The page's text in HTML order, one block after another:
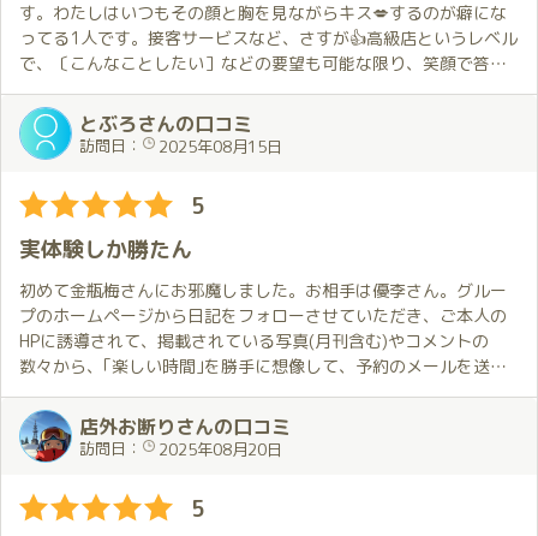
ふたりのちゅも濃厚です
こっちも気の向くままカラダを預ける感じで
全く問題ないです
松茸がバグって血流がマシマシテカテカしちゃいます
優李ちゃんも感度がバツグンで
めっちゃ感じてれました…
ふたりと戯れていると遊んでいると…
セクシービデオで観たMが攻めらせるプレイを自ら楽しんでる感
じです。
ふたりと戯れたので下半身が軽い軽い🎵
このお店のキャストはみんな仲良しです
本指さん以外のキャストと遊んでも怒られないですよー
その時は優李ちゃんを…！
もしくは優李ちゃん&来歌ちゃんのにりんもオススメですよー
優李さん、ありがとうございました。
す。わたしはいつもその顔と胸を見ながらキス💋するのが癖にな
ってる1人です。接客サービスなど、さすが👍高級店というレベル
で、〔こんなことしたい］などの要望も可能な限り、笑顔で答え
てくれます。ブログや、Twitterなど個人で写真はありますが、
実際会えば、万人が💯点つけちゃいます。嘘偽りはありません。
話もとっても上手で、こちらから議題を投げれば、いろいろ答え
てくれます。ドラクエ、鬼滅、サマータイムレンダなど詳しいの
で、是非知ってる方はお話しして見てください。それでは、これ
からもよろしくお願いします。
とぶろさんの口コミ
訪問日： 2025年08月15日
5
実体験しか勝たん
初めて金瓶梅さんにお邪魔しました。お相手は優李さん。グルー
プのホームページから日記をフォローさせていただき、ご本人の
HPに誘導されて、掲載されている写真(月刊含む)やコメントの
数々から、｢楽しい時間｣を勝手に想像して、予約のメールを送ら
せていただきました。
当日は、お店の作りや待合室での同士の数にビビリながら呼び出
され、階段の上でにこやかに待つ優李さんに、思わず座礼しそう
になりました。お部屋に案内されてからも、その広さに素直に驚
きのコメントを発しながらも、魅力的な優李さんの全身、特に7-
店外お断りさんの口コミ
訪問日： 2025年08月20日
5